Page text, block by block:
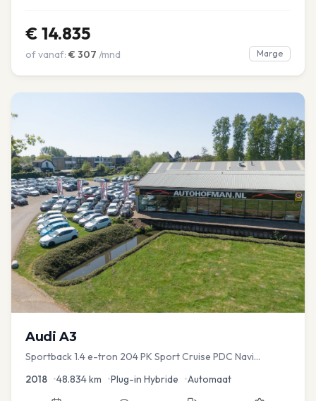
€ 14.835
of vanaf: € 307 /mnd Marge
Audi A3
Sportback 1.4 e-tron 204 PK Sport Cruise PDC Navi
2018 •48.834km •Plug-in Hybride •Automaat